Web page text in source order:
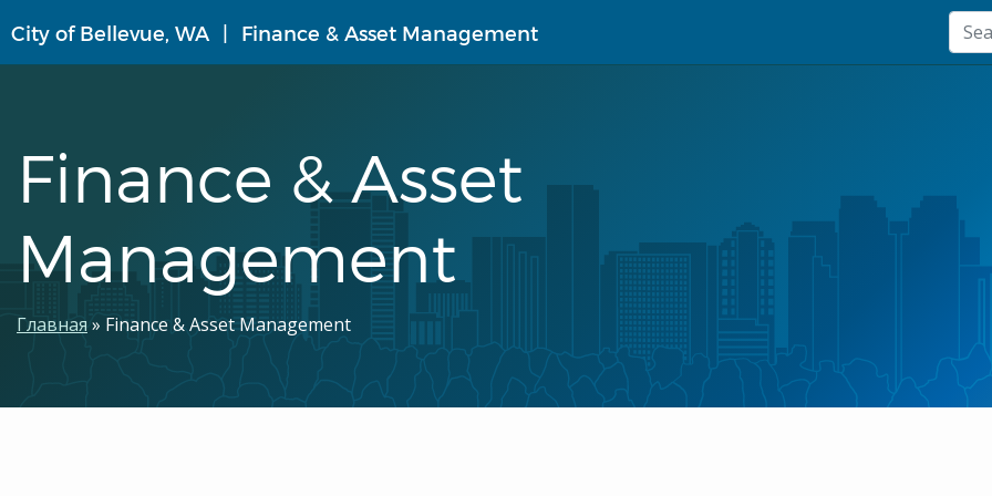
основному
City of Bellevue, WA Finance & Asset Management
Finance & Asset
Management
Строка
Главная Finance & Asset Management